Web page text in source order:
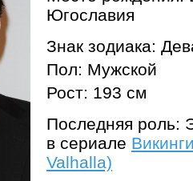
Югославия
Знак зодиака:
Пол: Мужской
Рост: 193 см
Последняя роль:
в сериале
Valhalla)